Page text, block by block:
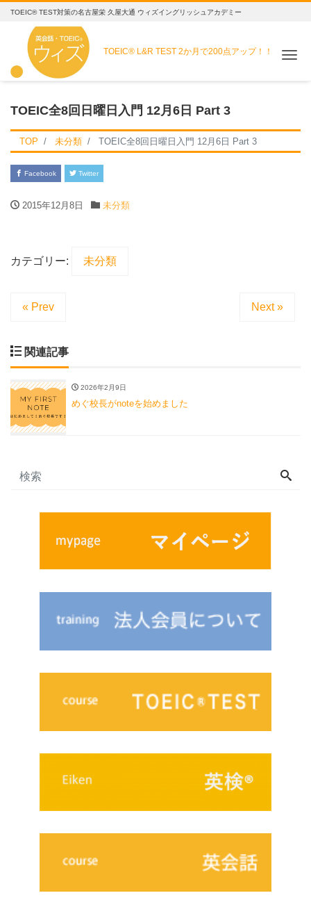
TOEIC® TEST対策の名古屋栄 久屋大通 ウィズイングリッシュアカデミー
TOEIC® L&R TEST2か月で200点アップ！！
TOEIC全8回日曜日入門 12月6日 Part 3
TOP 未分類 TOEIC全8回日曜日入門 12月6日 Part 3
Facebook Twitter
2015年12月8日 未分類
カテゴリー: 未分類
« Prev Next »
関連記事
2026年2月9日
めぐ校長がnoteを始めました